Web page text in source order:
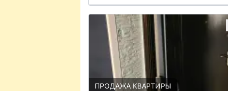
ПРОДАЖА КВАРТИРЫ